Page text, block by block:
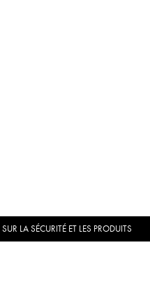
LA SÉCURITÉ ET LES PRODUITS